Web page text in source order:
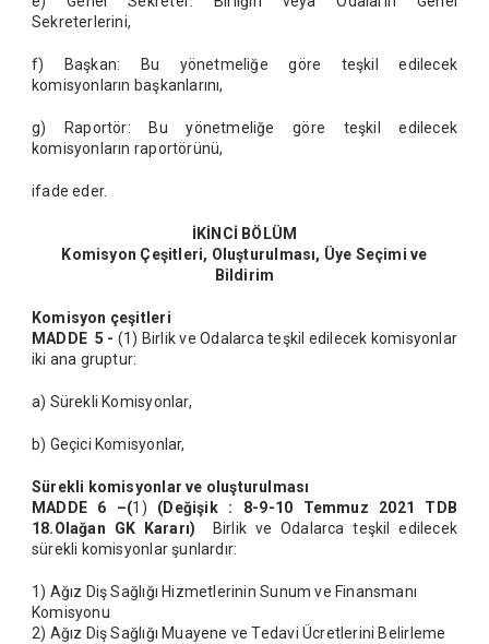
Sekreterlerini,
f) Başkan: Bu yönetmeliğe göre teşkil edilecek
komisyonların başkanlarını,
g) Raportör: Bu yönetmeliğe göre teşkil edilecek
komisyonların raportörünü,
ifade eder.
İKİNCİ BÖLÜM
Komisyon Çeşitleri, Oluşturulması, Üye Seçimi ve
Bildirim
Komisyon çeşitleri
MADDE 5 - (1) Birlik ve Odalarca teşkil edilecek komisyonlar
iki ana gruptur:
a) Sürekli Komisyonlar,
b) Geçici Komisyonlar,
Sürekli komisyonlar ve oluşturulması
MADDE 6 –(1) (Değişik : 8-9-10 Temmuz 2021 TDB
18.Olağan GK Kararı) Birlik ve Odalarca teşkil edilecek
sürekli komisyonlar şunlardır:
1) Ağız Diş Sağlığı Hizmetlerinin Sunum ve Finansmanı
Komisyonu
2) Ağız Diş Sağlığı Muayene ve Tedavi Ücretlerini Belirleme